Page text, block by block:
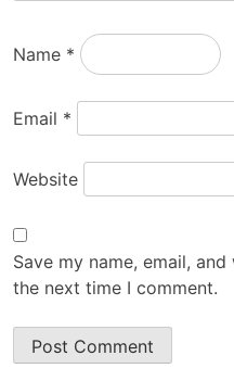
Name *
Email *
Website
Save my name, email,
the next time I comment.